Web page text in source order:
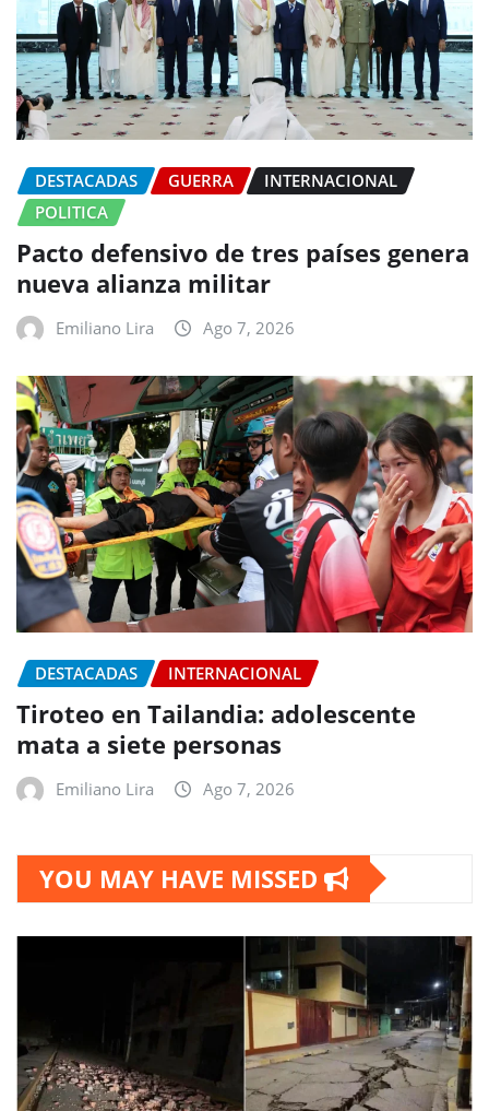
DESTACADAS GUERRA
INTERNACIONAL
POLITICA
Pacto defensivo de tres países genera
nueva alianza militar
Emiliano Lira Ago 7, 2026
DESTACADAS INTERNACIONAL
Tiroteo en Tailandia: adolescente
mata a siete personas
Emiliano Lira Ago 7, 2026
YOU MAY HAVE MISSED